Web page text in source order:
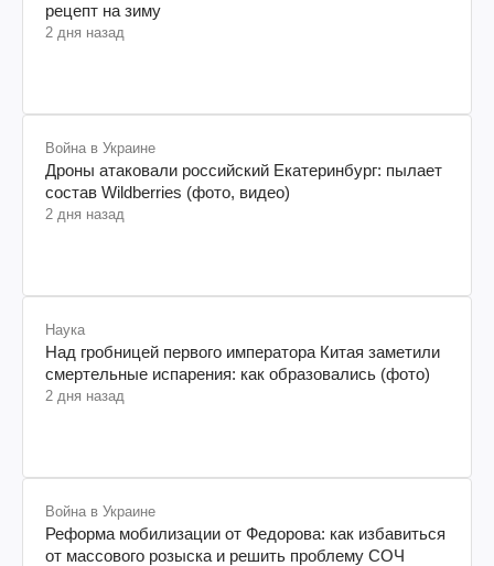
рецепт на зиму
2 дня назад
Война в Украине
Дроны атаковали российский Екатеринбург: пылает
состав Wildberries (фото, видео)
2 дня назад
Наука
Над гробницей первого императора Китая заметили
смертельные испарения: как образовались (фото)
2 дня назад
Война в Украине
Реформа мобилизации от Федорова: как избавиться
от массового розыска и решить проблему СОЧ